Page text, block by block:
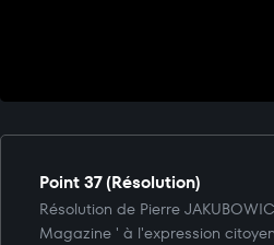
Point 37 (Résolution)
Résolution de Pierre
Magazine ' à l'expression